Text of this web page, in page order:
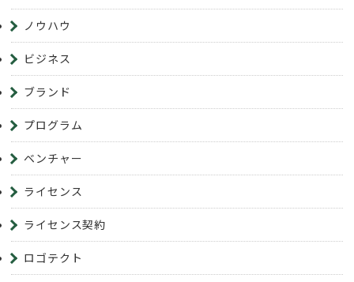
ノウハウ
ビジネス
ブランド
プログラム
ベンチャー
ライセンス
ライセンス契約
ロゴテクト